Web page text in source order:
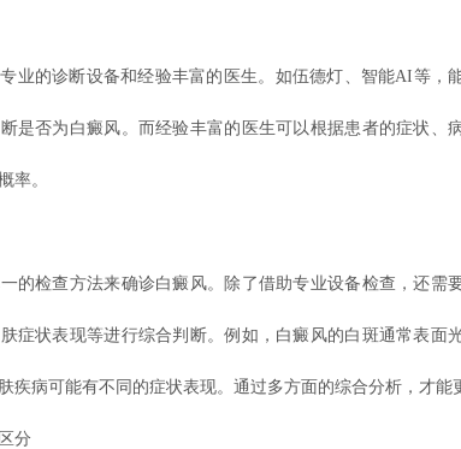
的诊断设备和经验丰富的医生。如伍德灯、智能AI等，
是否为白癜风。而经验丰富的医生可以根据患者的症状、
率。
检查方法来确诊白癜风。除了借助专业设备检查，还需
症状表现等进行综合判断。例如，白癜风的白斑通常表面
疾病可能有不同的症状表现。通过多方面的综合分析，才能
分